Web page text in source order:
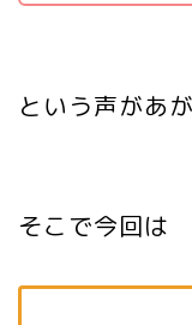
という声があ
そこで今回は